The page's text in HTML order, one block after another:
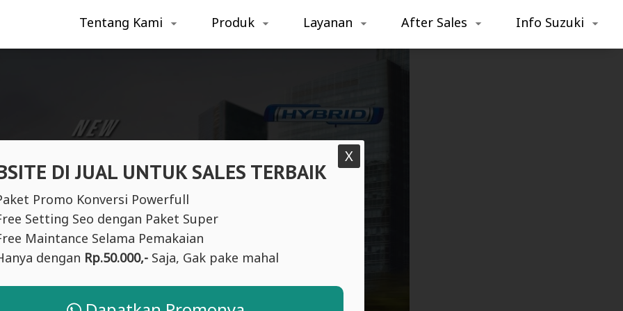
DI JUAL UNTUK SALES TERBAIK
Promo Konversi Powerfull
Setting Seo dengan Paket Super
Maintance Selama Pemakaian
dengan Rp.50.000,-Saja, Gak pake mahal
X
Tentang Kami Produk Layanan After Sales Info Suzuki